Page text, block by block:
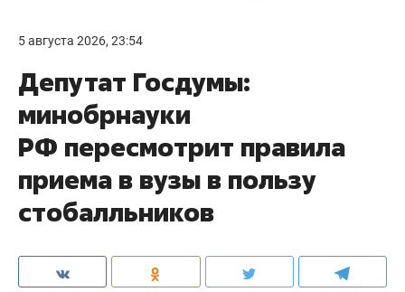
5 августа 2026, 23:54
Депутат Госдумы:
минобрнауки
РФ пересмотрит правила
приема в вузы в пользу
стобалльников